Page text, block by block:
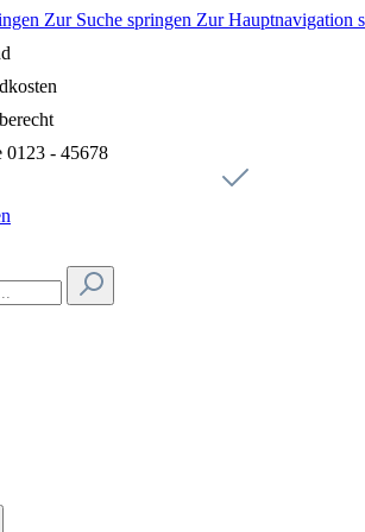
Zur Suche springen Zur Hauptnavigation
0123 - 45678